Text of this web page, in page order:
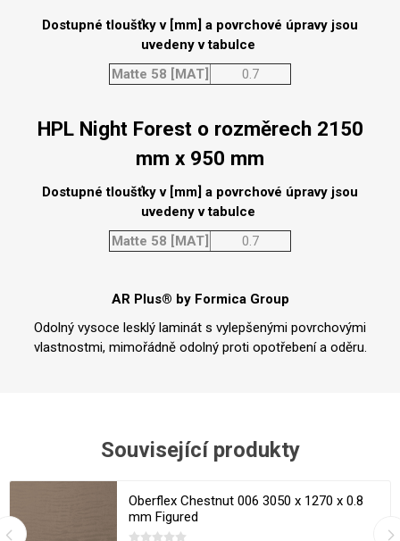
Dostupné tloušťky v [mm] a povrchové úpravy jsou
uvedeny v tabulce
Matte 58 [MAT]
0.7
HPL Night Forest o rozměrech 2150
mm x 950 mm
Dostupné tloušťky v [mm] a povrchové úpravy jsou
uvedeny v tabulce
Matte 58 [MAT]
0.7
AR Plus® by Formica Group
Odolný vysoce lesklý laminát s vylepšenými povrchovými
vlastnostmi, mimořádně odolný proti opotřebení a oděru.
Související produkty
Oberflex Chestnut 006 3050 x 1270 x 0.8
mm Figured